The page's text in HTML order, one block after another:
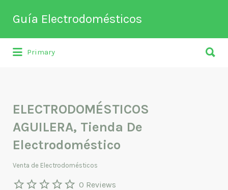
Guía Electrodomésticos
Directorio de empresas relacionadas
Buscar
por:
Primary
por:
ELECTRODOMÉSTICOS
AGUILERA, Tienda De
Electrodoméstico
Venta de Electrodomésticos
0 Reviews